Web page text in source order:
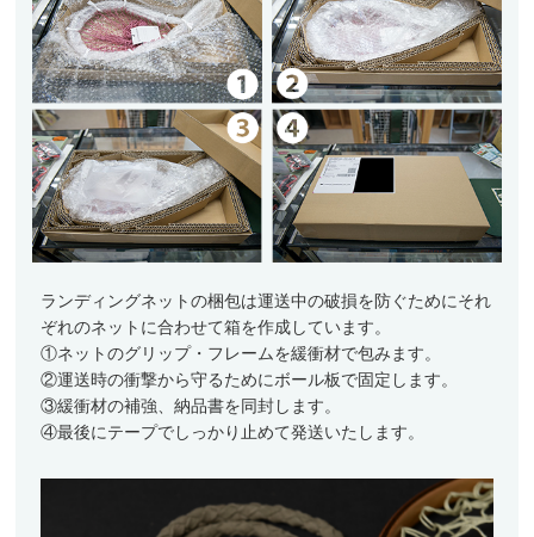
ランディングネットの梱包は運送中の破損を防ぐためにそれ
ぞれのネットに合わせて箱を作成しています。
①ネットのグリップ・フレームを緩衝材で包みます。
②運送時の衝撃から守るためにボール板で固定します。
③緩衝材の補強、納品書を同封します。
④最後にテープでしっかり止めて発送いたします。